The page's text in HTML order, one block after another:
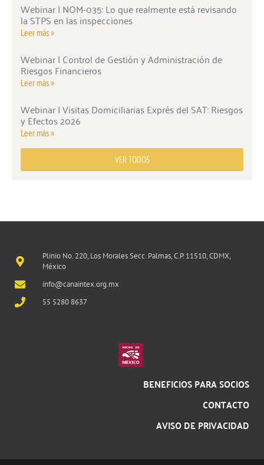
Webinar | NOM-035: Lo que realmente está revisando
la STPS en las inspecciones
Leer más »
Webinar | Control de Gestión y Administración de
Riesgos Financieros
Leer más »
Webinar | Visitas Domiciliarias Exprés del SAT: Riesgos
y Efectos 2026
Leer más »
VER TODOS
Plinio No. 220, Los Morales Secc. Palmas, C.P. 11510, CDMX,
México
info@canaintex.org.mx
55 5280 8637
BENEFICIOS PARA SOCIOS
CONTACTO
AVISO DE PRIVACIDAD